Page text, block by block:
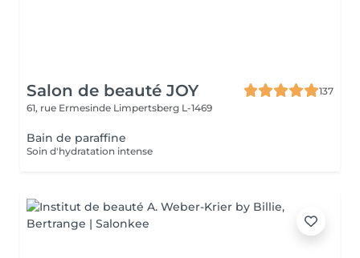
Salon de beauté JOY
137
61, rue Ermesinde Limpertsberg L-1469
Bain de paraffine
Soin d'hydratation intense